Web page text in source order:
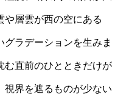
や層雲が西の空にある
ラデーションを生みま
む直前のひとときだけが
視界を遮るものが少ない